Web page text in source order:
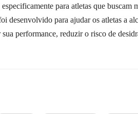
para atletas que buscam
desenvolvido para ajudar os atletas a
performance, reduzir o risco de